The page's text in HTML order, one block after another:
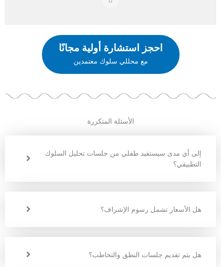
احجز استشارة أولية مجانًا
مع محللي سلوك معتمدين
الأسئلة المتكررة
إلى أي مدى سيستفيد طفلي من جلسات تحليل السلوك
التطبيقي؟
هل الأسعار تشمل رسوم الإشراف؟
هل يتم تقديم جلسات النطق والتخاطب؟